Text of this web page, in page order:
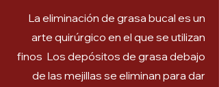
La eliminación de grasa bucal es un
arte quirúrgico en el que se utilizan
finos Los depósitos de grasa debajo
de las mejillas se eliminan para dar